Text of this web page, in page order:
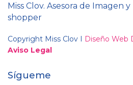
Miss Clov. Asesora de Imagen y
shopper
Copyright Miss Clov I Diseño Web
Aviso Legal
Sígueme